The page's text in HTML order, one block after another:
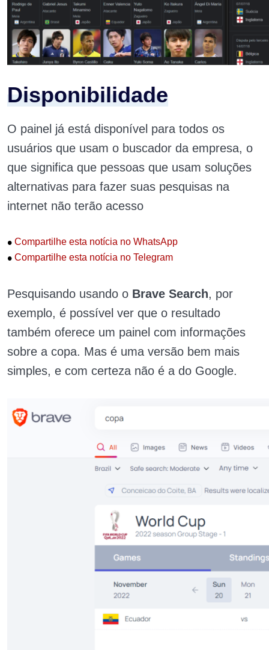
Disponibilidade
O painel já está disponível para todos os
usuários que usam o buscador da empresa, o
que significa que pessoas que usam soluções
alternativas para fazer suas pesquisas na
internet não terão acesso
• Compartilhe esta notícia no WhatsApp
• Compartilhe esta notícia no Telegram
Pesquisando usando o Brave Search, por
exemplo, é possível ver que o resultado
também oferece um painel com informações
sobre a copa. Mas é uma versão bem mais
simples, e com certeza não é a do Google.